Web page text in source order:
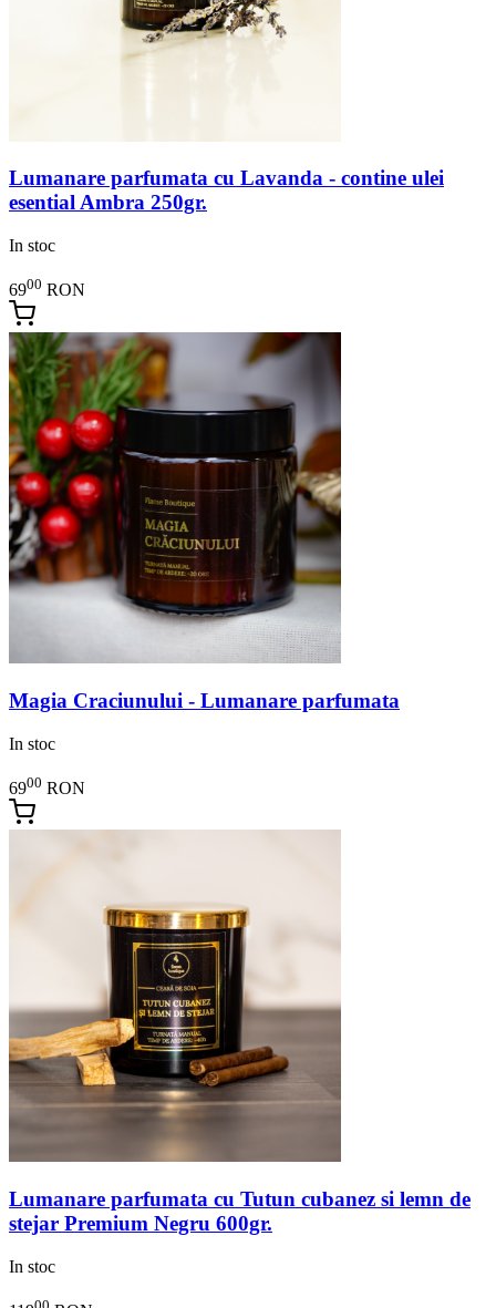
Lumanare parfumata cu Lavanda - contine ulei
esential Ambra 250gr.
In stoc
6900 RON
Magia Craciunului - Lumanare parfumata
In stoc
6900 RON
Lumanare parfumata cu Tutun cubanez si lemn de
stejar Premium Negru 600gr.
In stoc